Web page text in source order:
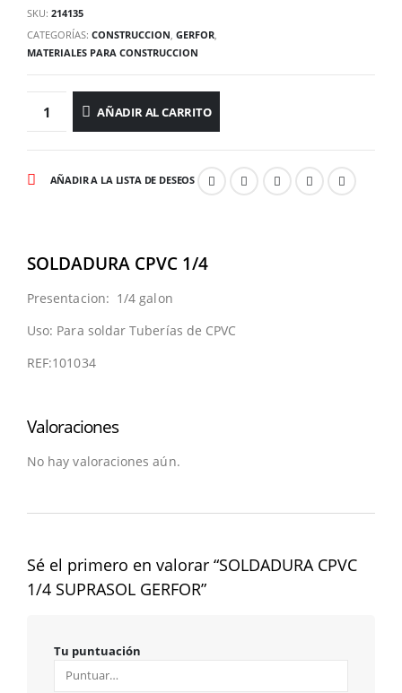
SKU: 214135
CATEGORÍAS: CONSTRUCCION, GERFOR,
MATERIALES PARA CONSTRUCCION
AÑADIR AL CARRITO
AÑADIR A LA LISTA DE DESEOS
SOLDADURA CPVC 1/4
Presentacion: 1/4 galon
Uso: Para soldar Tuberías de CPVC
REF:101034
Valoraciones
No hay valoraciones aún.
Sé el primero en valorar “SOLDADURA CPVC
1/4 SUPRASOL GERFOR”
Tu puntuación